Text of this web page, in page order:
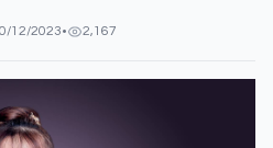
12/2023• 2,167